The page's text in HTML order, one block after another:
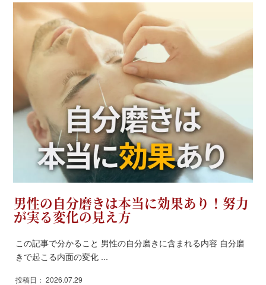
男性の自分磨きは本当に効果あり！努力
が実る変化の見え方
この記事で分かること 男性の自分磨きに含まれる内容 自分磨
きで起こる内面の変化 ...
投稿日： 2026.07.29